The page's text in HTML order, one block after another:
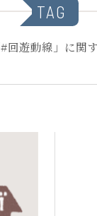
TAG
回遊動線」に関